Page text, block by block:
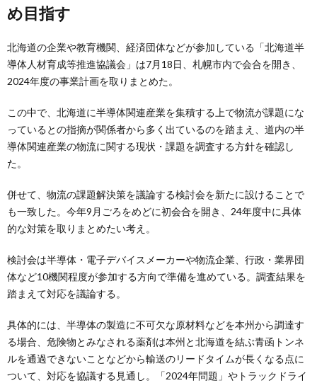
め目指す
北海道の企業や教育機関、経済団体などが参加している「北海道半
導体人材育成等推進協議会」は7月18日、札幌市内で会合を開き、
2024年度の事業計画を取りまとめた。
この中で、北海道に半導体関連産業を集積する上で物流が課題にな
っているとの指摘が関係者から多く出ているのを踏まえ、道内の半
導体関連産業の物流に関する現状・課題を調査する方針を確認し
た。
併せて、物流の課題解決策を議論する検討会を新たに設けることで
も一致した。今年9月ごろをめどに初会合を開き、24年度中に具体
的な対策を取りまとめたい考え。
検討会は半導体・電子デバイスメーカーや物流企業、行政・業界団
体など10機関程度が参加する方向で準備を進めている。調査結果を
踏まえて対応を議論する。
具体的には、半導体の製造に不可欠な原材料などを本州から調達す
る場合、危険物とみなされる薬剤は本州と北海道を結ぶ青函トンネ
ルを通過できないことなどから輸送のリードタイムが長くなる点に
ついて、対応を協議する見通し。「2024年問題」やトラックドライ